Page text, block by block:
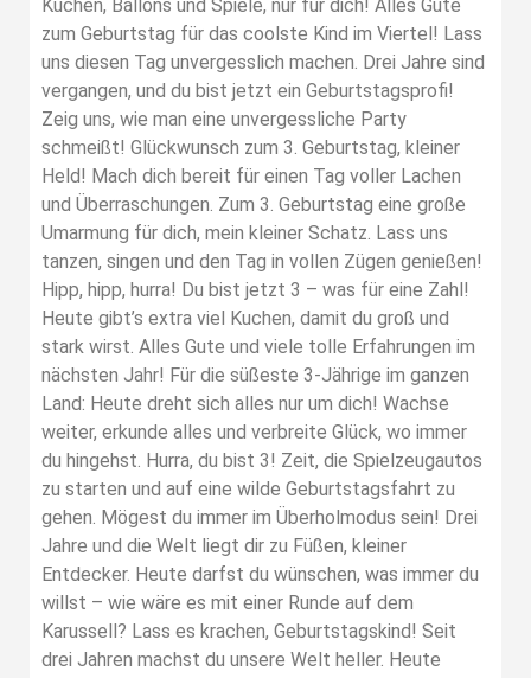
Kuchen, Ballons und Spiele, nur für dich! Alles Gute
zum Geburtstag für das coolste Kind im Viertel! Lass
uns diesen Tag unvergesslich machen. Drei Jahre sind
vergangen, und du bist jetzt ein Geburtstagsprofi!
Zeig uns, wie man eine unvergessliche Party
schmeißt! Glückwunsch zum 3. Geburtstag, kleiner
Held! Mach dich bereit für einen Tag voller Lachen
und Überraschungen. Zum 3. Geburtstag eine große
Umarmung für dich, mein kleiner Schatz. Lass uns
tanzen, singen und den Tag in vollen Zügen genießen!
Hipp, hipp, hurra! Du bist jetzt 3 – was für eine Zahl!
Heute gibt’s extra viel Kuchen, damit du groß und
stark wirst. Alles Gute und viele tolle Erfahrungen im
nächsten Jahr! Für die süßeste 3-Jährige im ganzen
Land: Heute dreht sich alles nur um dich! Wachse
weiter, erkunde alles und verbreite Glück, wo immer
du hingehst. Hurra, du bist 3! Zeit, die Spielzeugautos
zu starten und auf eine wilde Geburtstagsfahrt zu
gehen. Mögest du immer im Überholmodus sein! Drei
Jahre und die Welt liegt dir zu Füßen, kleiner
Entdecker. Heute darfst du wünschen, was immer du
willst – wie wäre es mit einer Runde auf dem
Karussell? Lass es krachen, Geburtstagskind! Seit
drei Jahren machst du unsere Welt heller. Heute